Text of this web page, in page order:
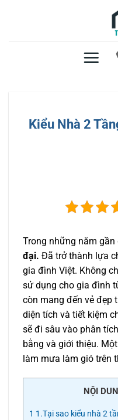
Kiểu Nhà 2
Trong những năm gần
đại. Đã trở thành lựa
gia đình Việt. Không
sử dụng cho gia đình
còn mang đến vẻ đẹp
diện tích và tiết kiệm
sẽ đi sâu vào phân
bằng và giới thiệu.
làm mưa làm gió trên
NỘI
1 1.Tại sao kiểu nhà 2